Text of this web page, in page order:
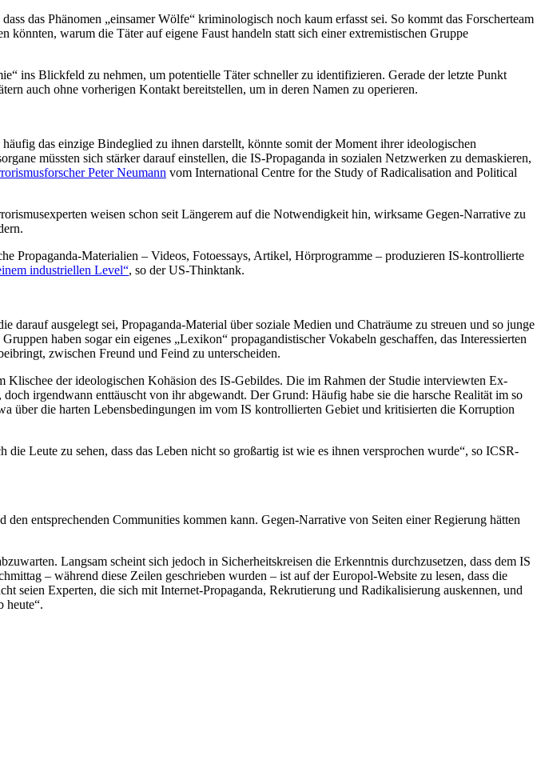
dass das Phänomen „einsamer Wölfe“ kriminologisch noch kaum erfasst sei. So kommt das Forscherteam
warum die Täter auf eigene Faust handeln statt sich einer extremistischen Gruppe
ins Blickfeld zu nehmen, um potentielle Täter schneller zu identifizieren. Gerade der letzte Punkt
auch ohne vorherigen Kontakt bereitstellen, um in deren Namen zu operieren.
das einzige Bindeglied zu ihnen darstellt, könnte somit der Moment ihrer ideologischen
müssten sich stärker darauf einstellen, die IS-Propaganda in sozialen Netzwerken zu demaskieren,
Peter Neumann vom International Centre for the Study of Radicalisation and Political
weisen schon seit Längerem auf die Notwendigkeit hin, wirksame Gegen-Narrative zu
Propaganda-Materialien – Videos, Fotoessays, Artikel, Hörprogramme – produzieren IS-kontrollierte
industriellen Level“, so der US-Thinktank.
ausgelegt sei, Propaganda-Material über soziale Medien und Chaträume zu streuen und so junge
haben sogar ein eigenes „Lexikon“ propagandistischer Vokabeln geschaffen, das Interessierten
zwischen Freund und Feind zu unterscheiden.
Klischee der ideologischen Kohäsion des IS-Gebildes. Die im Rahmen der Studie interviewten Ex-
irgendwann enttäuscht von ihr abgewandt. Der Grund: Häufig habe sie die harsche Realität im so
über die harten Lebensbedingungen im vom IS kontrollierten Gebiet und kritisierten die Korruption
Leute zu sehen, dass das Leben nicht so großartig ist wie es ihnen versprochen wurde“, so ICSR-
entsprechenden Communities kommen kann. Gegen-Narrative von Seiten einer Regierung hätten
Langsam scheint sich jedoch in Sicherheitskreisen die Erkenntnis durchzusetzen, dass dem IS
– während diese Zeilen geschrieben wurden – ist auf der Europol-Website zu lesen, dass die
seien Experten, die sich mit Internet-Propaganda, Rekrutierung und Radikalisierung auskennen, und
heute“.